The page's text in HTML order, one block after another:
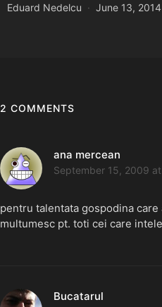
Eduard Nedelcu June 13, 2014
2 COMMENTS
ana mercean
September 15, 2009
pentru talentata gospodina
multumesc pt. toti cei care
Bucatarul